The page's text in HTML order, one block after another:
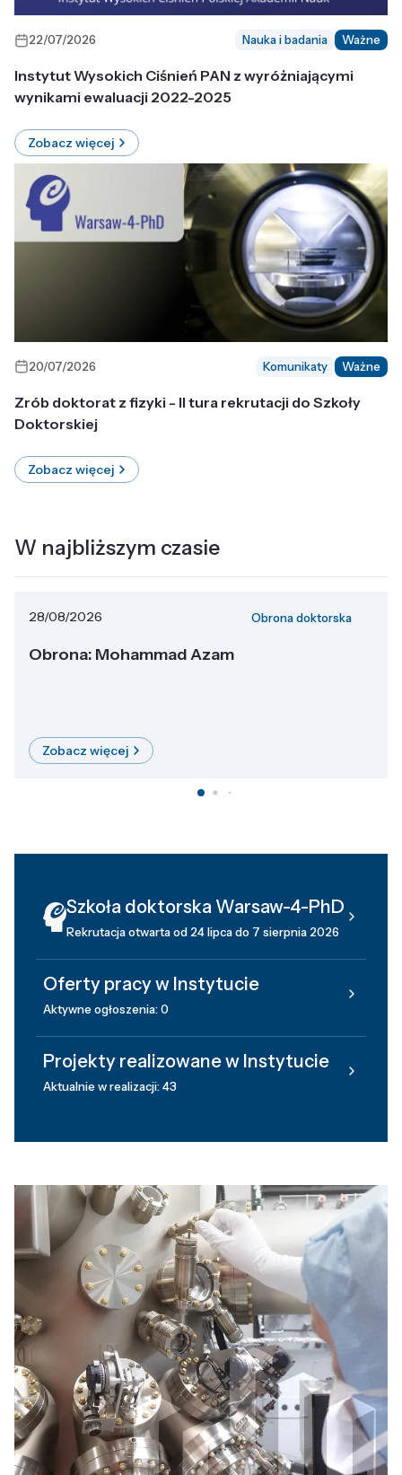
22/07/2026 Nauka i badania Ważne
Instytut Wysokich Ciśnień PAN z wyróżniającymi
wynikami ewaluacji 2022-2025
Zobacz więcej
20/07/2026 Komunikaty Ważne
Zrób doktorat z fizyki - II tura rekrutacji do Szkoły
Doktorskiej
Zobacz więcej
W najbliższym czasie
28/08/2026 Obrona doktorska
Obrona: Mohammad Azam
Zobacz więcej
Szkoła doktorska Warsaw-4-PhD
Rekrutacja otwarta od 24 lipca do 7 sierpnia 2026
Oferty pracy w Instytucie
Aktywne ogłoszenia: 0
Projekty realizowane w Instytucie
Aktualnie w realizacji: 43